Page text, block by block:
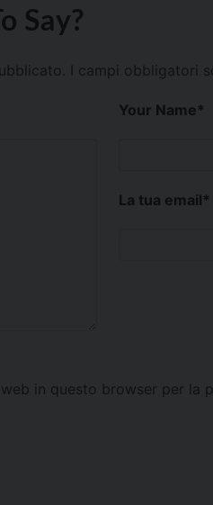
Say?
I campi obbligatori
Your Name*
La tua email*
in questo browser per la